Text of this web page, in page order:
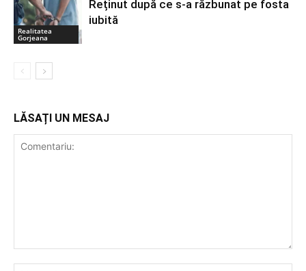
Realitatea
Gorjeana
Reținut după ce s-a răzbunat pe fosta
iubită
LĂSAȚI UN MESAJ